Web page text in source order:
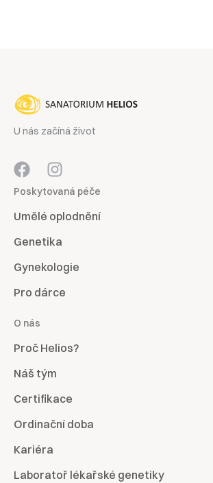
U nás začíná život
Poskytovaná péče
Umělé oplodnění
Genetika
Gynekologie
Pro dárce
O nás
Proč Helios?
Náš tým
Certifikace
Ordinační doba
Kariéra
Laboratoř lékařské genetiky